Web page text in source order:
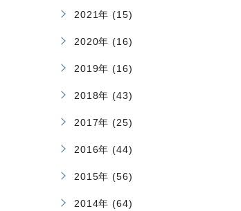
2021年 (15)
2020年 (16)
2019年 (16)
2018年 (43)
2017年 (25)
2016年 (44)
2015年 (56)
2014年 (64)